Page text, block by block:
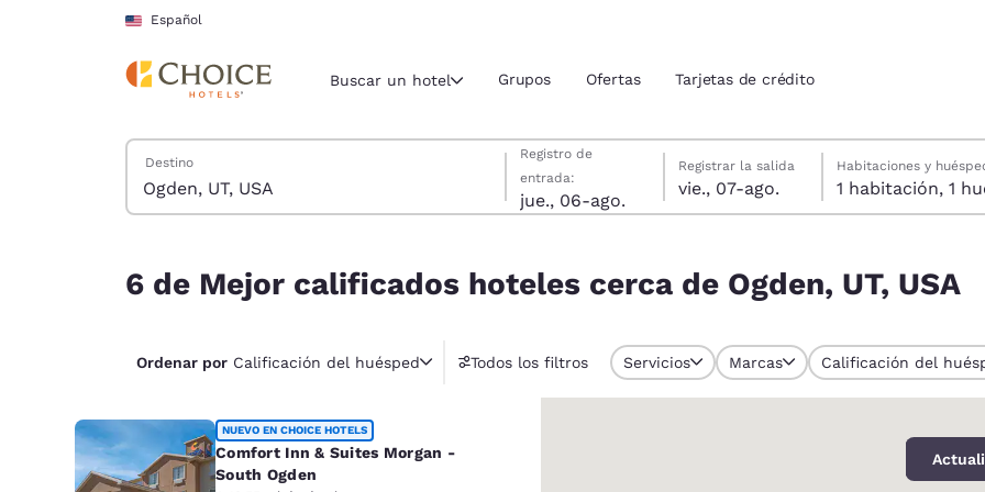
Pasar A Contenido Principal
Español
Región y ubicación actuales
Estados Unidos
Selecciona tu idioma preferido
English
Estados Unidos
Español Español
Buscar un hotel Grupos Ofertas Tarjetas de crédito
Buscar hoteles
Destino
jueves, 6 de agosto
Registro de
entrada:
jue., 06-ago.
viernes, 7 de agosto
Registrar la salida
vie., 07-ago.
viernes, 7 de agosto fecha de check-out seleccionada
jueves, 6 de agosto fecha de check-in seleccionada
Habitaciones y
1
6 de Mejor calificados hoteles cerca de Ogden, UT, USA
Ordenar por Calificación del huésped Todos los filtros Servicios Marcas Calificación del
NUEVO EN CHOICE HOTELS
Comfort Inn & Suites Morgan -
South Ogden